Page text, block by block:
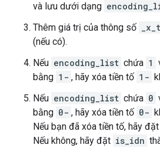
và lưu dưới dạng
Thêm giá trị của thông số
(nếu có).
Nếu encoding_list chứa 1
bằng 1- , hãy xóa tiền tố 1-
Nếu encoding_list chứa 0
bằng 0- , hãy xóa tiền tố 0-
Nếu bạn đã xóa tiền tố, hãy đặt
Nếu không, hãy đặt is_idn